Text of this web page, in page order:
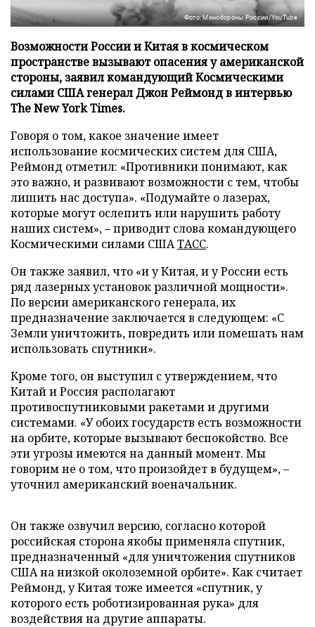
Фото: Минобороны России/YouTube
Возможности России и Китая в космическом
пространстве вызывают опасения у американской
стороны, заявил командующий Космическими
силами США генерал Джон Реймонд в интервью
The New York Times.
Говоря о том, какое значение имеет
использование космических систем для США,
Реймонд отметил: «Противники понимают, как
это важно, и развивают возможности с тем, чтобы
лишить нас доступа». «Подумайте о лазерах,
которые могут ослепить или нарушить работу
наших систем», – приводит слова командующего
Космическими силами СШАТАСС.
Он также заявил, что «и у Китая, и у России есть
ряд лазерных установок различной мощности».
По версии американского генерала, их
предназначение заключается в следующем: «С
Земли уничтожить, повредить или помешать нам
использовать спутники».
Кроме того, он выступил с утверждением, что
Китай и Россия располагают
противоспутниковыми ракетами и другими
системами. «У обоих государств есть возможности
на орбите, которые вызывают беспокойство. Все
эти угрозы имеются на данный момент. Мы
говорим не о том, что произойдет в будущем», –
уточнил американский военачальник.
Он также озвучил версию, согласно которой
российская сторона якобы применяла спутник,
предназначенный «для уничтожения спутников
США на низкой околоземной орбите». Как считает
Реймонд, у Китая тоже имеется «спутник, у
которого есть роботизированная рука» для
воздействия на другие аппараты.